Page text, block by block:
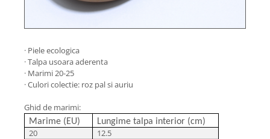
· Piele ecologica
· Talpa usoara aderenta
· Marimi 20-25
· Culori colectie: roz pal si auriu
Ghid de marimi:
Marime (EU) Lungime talpa interior (cm)
20
12.5